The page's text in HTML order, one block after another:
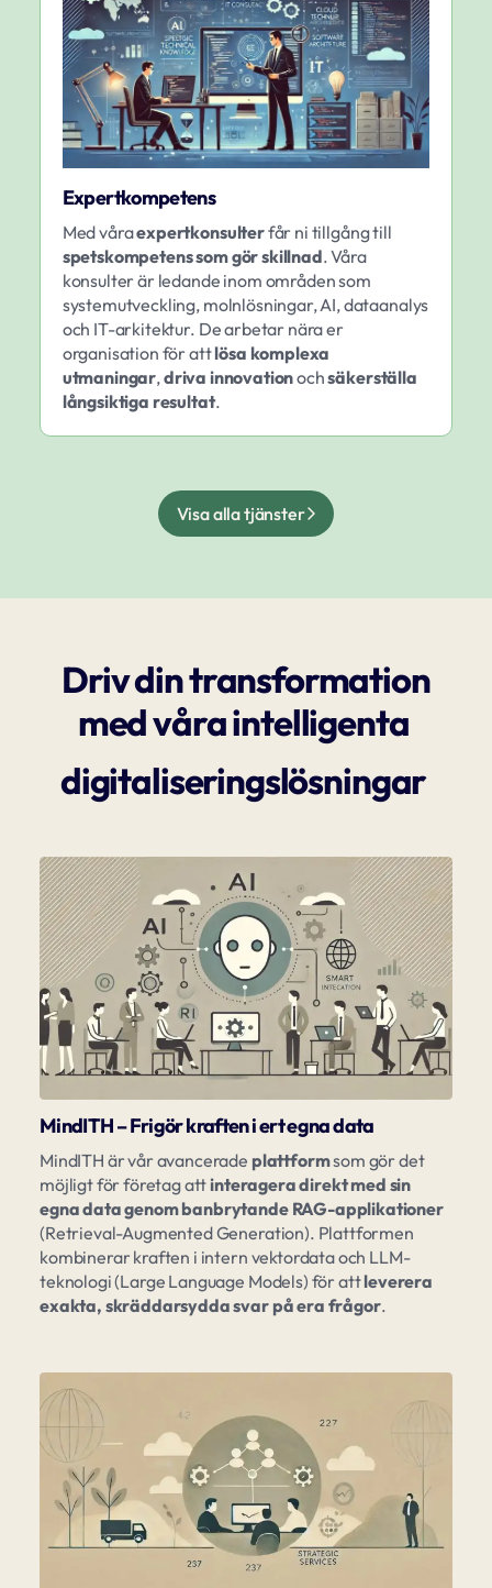
Expertkompetens
Med våraexpertkonsulterfår ni tillgång till
spetskompetens som gör skillnad. Våra
konsulter är ledande inom områden som
systemutveckling, molnlösningar, AI, dataanalys
och IT-arkitektur. De arbetar nära er
organisation för attlösa komplexa
utmaningar,driva innovationochsäkerställa
långsiktiga resultat.
Visa alla tjänster
Driv din transformation
med våra intelligenta
digitaliseringslösningar
MindITH – Frigör kraften i ert egna data
MindITH är vår avancerade plattformsom gör det
möjligt för företag attinteragera direkt med sin
egna data genom banbrytande RAG-applikationer
(Retrieval-Augmented Generation). Plattformen
kombinerar kraften i intern vektordata och LLM-
teknologi (Large Language Models) för attleverera
exakta, skräddarsydda svar på era frågor.